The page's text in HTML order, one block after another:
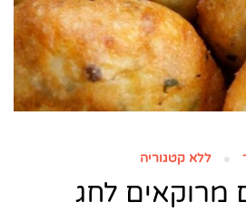
ללא קטגוריה
מרוקאים לחג